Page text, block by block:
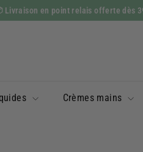
Livraison en point relais offerte dès
Crèmes mains